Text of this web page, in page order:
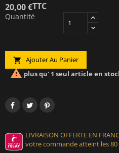
20,00 €TTC
Quantité
 Ajouter Au Panier
 plus qu' 1 seul article en
LIVRAISON OFFERTE EN
votre commande atteint les 80